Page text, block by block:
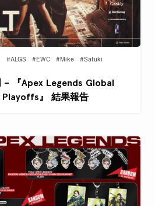
#ALGS #EWC #Mike
#Satuki
– 『Apex Legends Global
』 結果報告